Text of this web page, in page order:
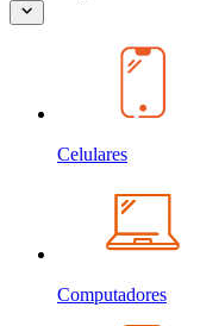
Celulares
Computadores